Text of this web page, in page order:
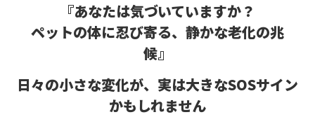
『あなたは気づいていますか？
ペットの体に忍び寄る、静かな老化の兆
候』
日々の小さな変化が、実は大きなSOSサイン
かもしれません